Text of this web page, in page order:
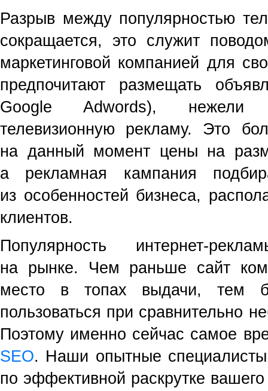
Разрыв между популярностью
сокращается, это служит
маркетинговой компанией для
предпочитают размещать
Google Adwords), нежели
телевизионную рекламу. Это
на данный момент цены на
а рекламная кампания
из особенностей бизнеса,
клиентов.
Популярность интернет-
на рынке. Чем раньше сайт
место в топах выдачи, тем
пользоваться при сравнительно
Поэтому именно сейчас самое
SEO. Наши опытные
по эффективной раскрутке